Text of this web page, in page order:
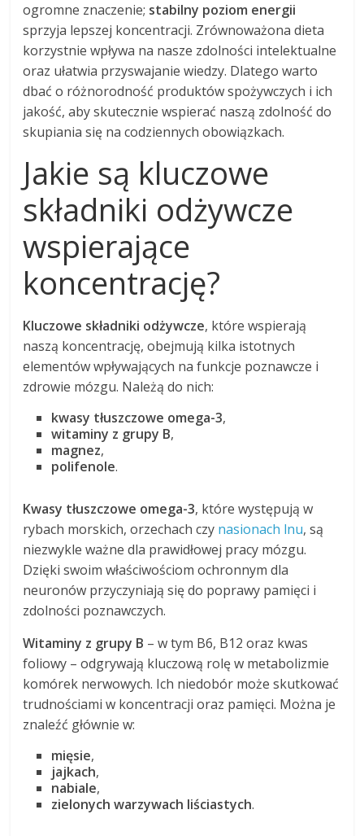
ogromne znaczenie; stabilny poziom energii
sprzyja lepszej koncentracji. Zrównoważona dieta
korzystnie wpływa na nasze zdolności intelektualne
oraz ułatwia przyswajanie wiedzy. Dlatego warto
dbać o różnorodność produktów spożywczych i ich
jakość, aby skutecznie wspierać naszą zdolność do
skupiania się na codziennych obowiązkach.
Jakie są kluczowe
składniki odżywcze
wspierające
koncentrację?
Kluczowe składniki odżywcze, które wspierają
naszą koncentrację, obejmują kilka istotnych
elementów wpływających na funkcje poznawcze i
zdrowie mózgu. Należą do nich:
kwasy tłuszczowe omega-3,
witaminy z grupy B,
magnez,
polifenole.
Kwasy tłuszczowe omega-3, które występują w
rybach morskich, orzechach czy nasionach lnu, są
niezwykle ważne dla prawidłowej pracy mózgu.
Dzięki swoim właściwościom ochronnym dla
neuronów przyczyniają się do poprawy pamięci i
zdolności poznawczych.
Witaminy z grupy B – w tym B6, B12 oraz kwas
foliowy – odgrywają kluczową rolę w metabolizmie
komórek nerwowych. Ich niedobór może skutkować
trudnościami w koncentracji oraz pamięci. Można je
znaleźć głównie w:
mięsie,
jajkach,
nabiale,
zielonych warzywach liściastych.